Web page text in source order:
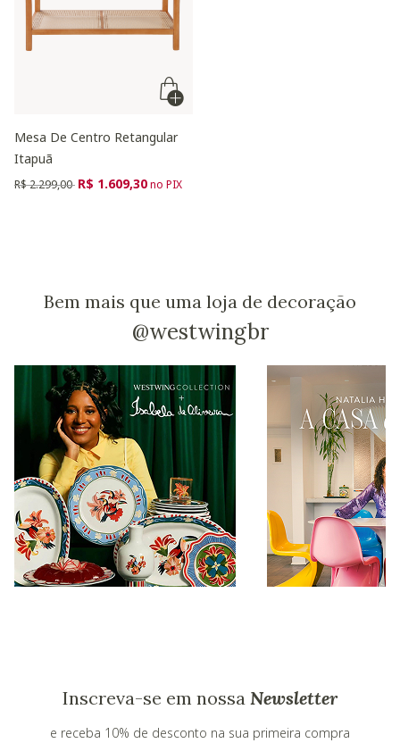
Mesa De Centro Retangular
Itapuã
Preço reduzido de
R$ 2.299,00 para
R$ 1.609,30no PIX
Bem mais que uma loja de decoração
@westwingbr
Inscreva-se em nossa Newsletter
e receba 10% de desconto na sua primeira compra